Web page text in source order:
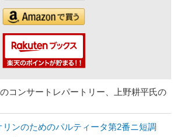
コンサートレパートリー、上野耕平氏の
ンのためのパルティータ第2番ニ短調